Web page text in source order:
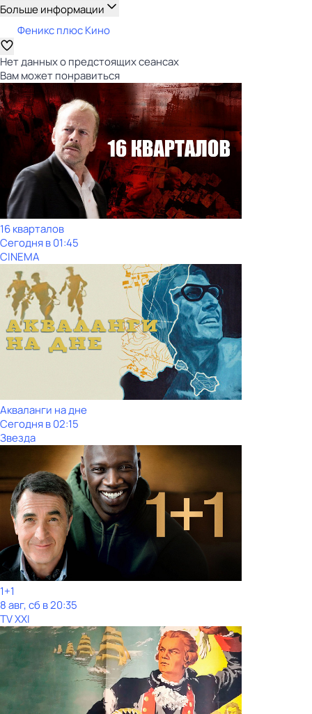
Больше информации
Феникс плюс Кино
Нет данных о предстоящих сеансах
Вам может понравиться
16 кварталов
Сегодня в 01:45
CINEMA
Акваланги на дне
Сегодня в 02:15
Звезда
1+1
8 авг, сб в 20:35
TV XXI